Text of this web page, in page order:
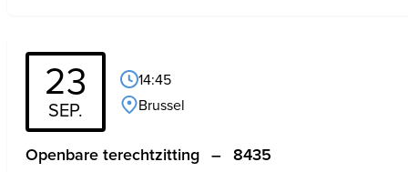
23
SEP.
14:45
Brussel
Openbare terechtzitting – 8435